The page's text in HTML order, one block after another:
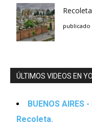
Recoleta
publicado
ÚLTIMOS VIDEOS EN
BUENOS
Recoleta.